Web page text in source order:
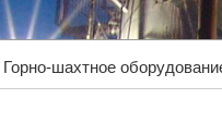
Горно-шахтное